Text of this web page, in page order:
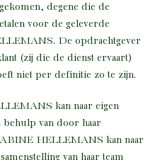
degene die de
voor de geleverde
De opdrachtgever
(zij die de dienst ervaart)
niet per definitie zo te zijn.
kan naar eigen
behulp van door haar
HELLEMANS kan naar
van haar team